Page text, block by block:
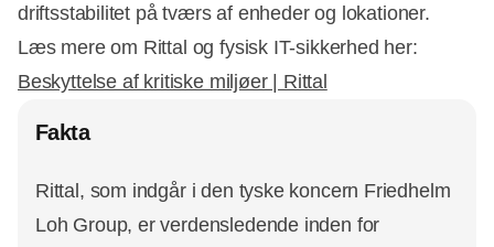
driftsstabilitet på tværs af enheder og lokationer.
Læs mere om Rittal og fysisk IT-sikkerhed her:
Beskyttelse af kritiske miljøer | Rittal
Fakta
Rittal, som indgår i den tyske koncern Friedhelm
Loh Group, er verdensledende inden for